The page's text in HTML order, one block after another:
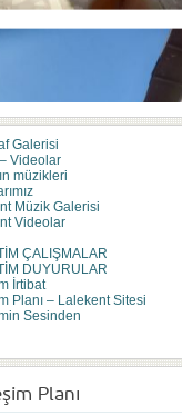
Galerisi
Videolar
müzikleri
Müzik Galerisi
Videolar
ÇALIŞMALAR
DUYURULAR
İrtibat
Planı – Lalekent Sitesi
Sesinden
Planı